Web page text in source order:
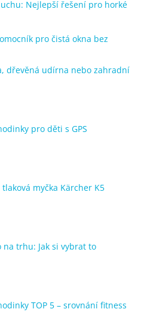
Nejlepší řešení pro horké
pro čistá okna bez
dřevěná udírna nebo zahradní
pro děti s GPS
myčka Kärcher K5
na trhu: Jak si vybrat to
TOP 5 – srovnání fitness